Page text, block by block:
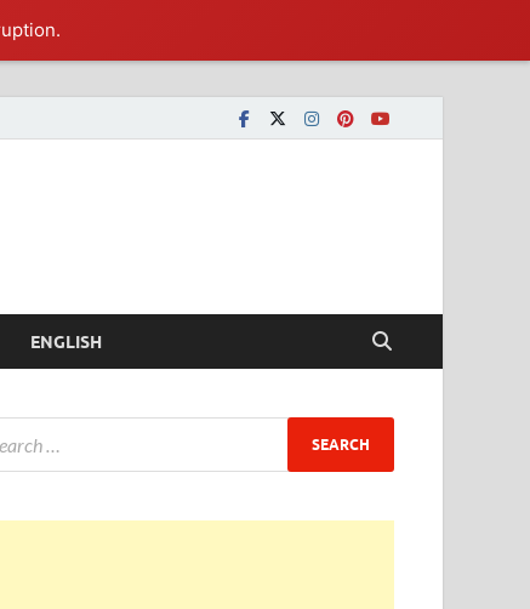
ENGLISH